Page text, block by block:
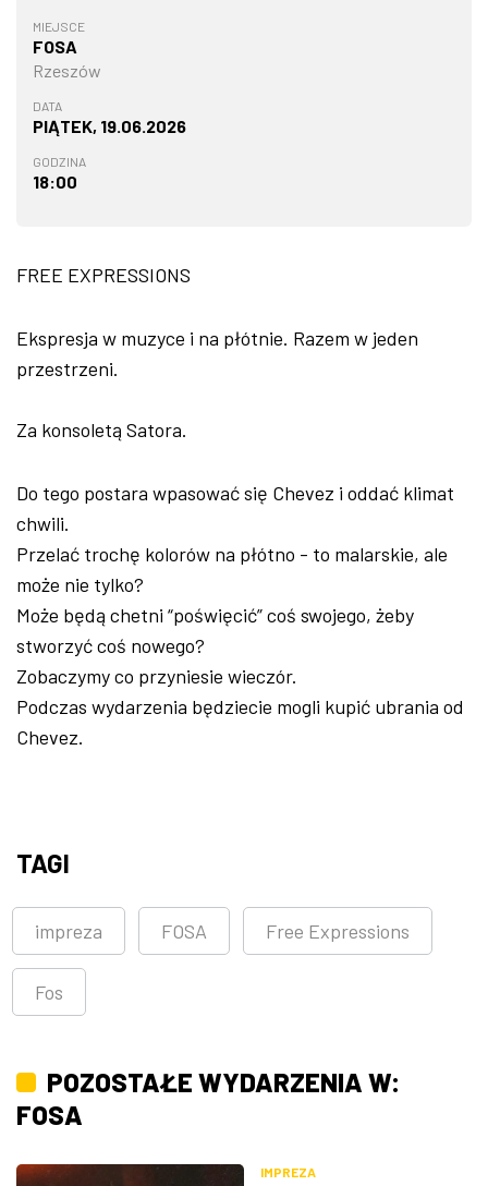
MIEJSCE
FOSA
Rzeszów
DATA
PIĄTEK, 19.06.2026
GODZINA
18:00
FREE EXPRESSIONS
Ekspresja w muzyce i na płótnie. Razem w jeden
przestrzeni.
Za konsoletą Satora.
Do tego postara wpasować się Chevez i oddać klimat
chwili.
Przelać trochę kolorów na płótno - to malarskie, ale
może nie tylko?
Może będą chetni “poświęcić” coś swojego, żeby
stworzyć coś nowego?
Zobaczymy co przyniesie wieczór.
Podczas wydarzenia będziecie mogli kupić ubrania od
Chevez.
TAGI
impreza FOSA Free Expressions
Fos
POZOSTAŁE WYDARZENIA W:
FOSA
IMPREZA